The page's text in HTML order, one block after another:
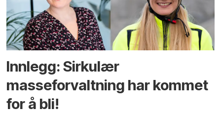
Innlegg: Sirkulær
masseforvaltning har kommet
for å bli!